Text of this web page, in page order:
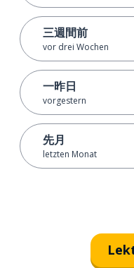
三週間前
vor drei Wochen
一昨日
vorgestern
先月
letzten Monat